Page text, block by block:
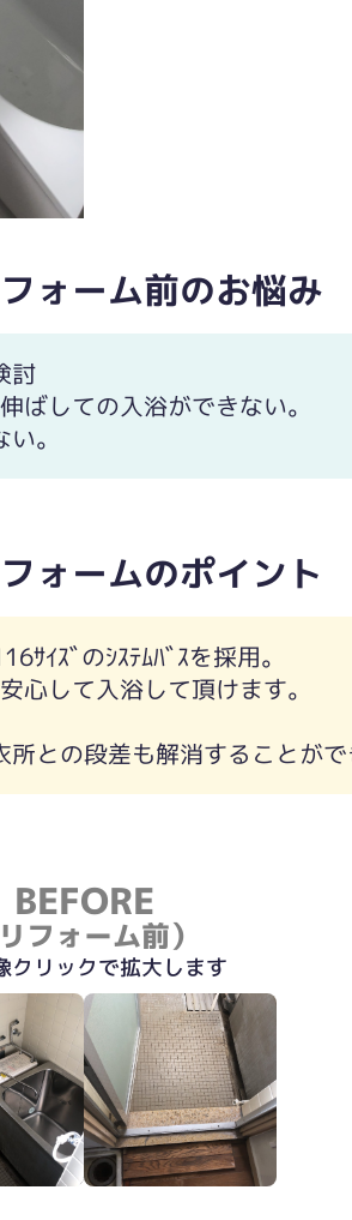
ォーム前のお悩み
討
ばしての入浴ができない。
。
ォームのポイント
ｻｲｽﾞのｼｽﾃﾑﾊﾞｽを採用。
心して入浴して頂けます。
との段差も解消することがで
BEFORE
リフォーム前）
クリックで拡大します